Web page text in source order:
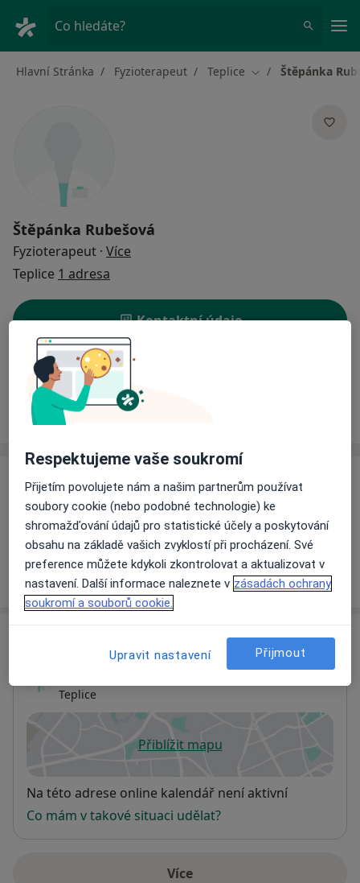
Co hledáte?
Hlavní Stránka Fyzioterapeut Teplice Změna města
Štěpánka
Štěpánka Rubešová
Fyzioterapeut · Více
Teplice 1 adresa
Kontaktní údaje
Rezervovat termín
Ceník
Ceník
Informace o službách a cenách nejsou k dispozici
Tento specialista ještě nepřidával žádné informace o
svých službách.
Teplice
Přiblížit mapuse otevře v nové záložce
Dostupnost
Na této adrese online kalendář není aktivní
Co mám v takové situaci udělat?
Více
Respektujeme vaše soukromí
Přijetím povolujete nám a našim partnerům používat
soubory cookie (nebo podobné technologie) ke
shromažďování údajů pro statistické účely a poskytování
obsahu na základě vašich zvyklostí při procházení. Své
preference můžete kdykoli zkontrolovat a aktualizovat v
nastavení. Další informace naleznete v zásadách ochrany
soukromí a souborů cookie.
Upravit nastavení Přijmout